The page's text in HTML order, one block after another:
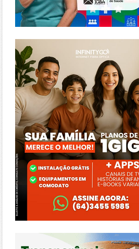
https://www.infinitygo.com.br/
https://morrinhos.go.leg.br/